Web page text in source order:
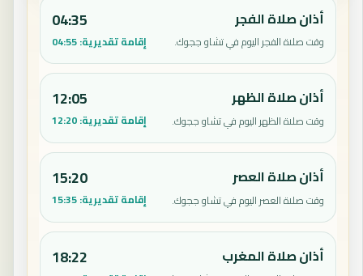
أذان صلاة الفجر
وقت صلاة الفجر اليوم في تشاو ججوك.
04:35
إقامة تقديرية:04:55
أذان صلاة الظهر
وقت صلاة الظهر اليوم في تشاو ججوك.
12:05
إقامة تقديرية:12:20
أذان صلاة العصر
وقت صلاة العصر اليوم في تشاو ججوك.
15:20
إقامة تقديرية:15:35
أذان صلاة المغرب 18:22